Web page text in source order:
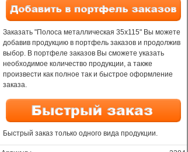
Заказать "Полоса металлическая 35х115" Вы можете
добавив продукцию в портфель заказов и продолжив
выбор. В портфеле заказов Вы сможете указать
необходимое количество продукции, а также
произвести как полное так и быстрое оформление
заказа.
Быстрый заказ только одного вида продукции.